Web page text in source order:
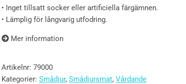
• Inget tillsatt socker eller artificiella färgämnen.
• Lämplig för långvarig utfodring.
Mer information
Artikelnr: 79000
Kategorier: Smådjur, Smådjursmat, Vårdande